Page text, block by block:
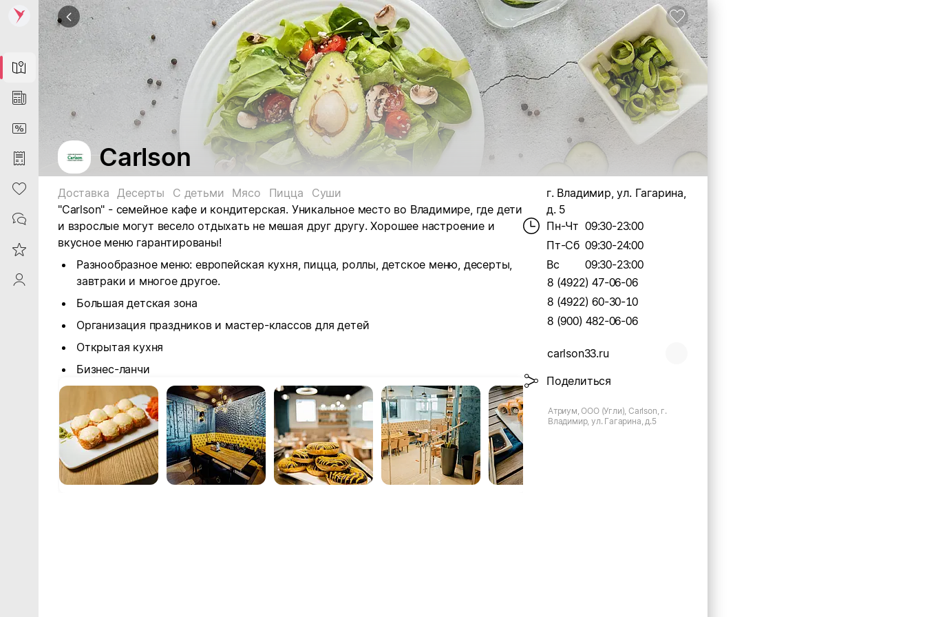
Map
News
DiscountCard
Purchases
Heart
Contacts
Reviews
ProfileSaby
Carlson
Доставка Десерты С детьми Мясо Пицца
Суши
"Carlson" - семейное кафе и кондитерская. Уникальное место во Владимире, где дети
и взрослые могут весело отдыхать не мешая друг другу. Хорошее настроение и
вкусное меню гарантированы!
Разнообразное меню: европейская кухня, пицца, роллы, детское меню, десерты,
завтраки и многое другое.
Большая детская зона
Организация праздников и мастер-классов для детей
Открытая кухня
Бизнес-ланчи
г. Владимир, ул. Гагарина,
д. 5
Пн-Чт 09:30-23:00
Пт-Сб 09:30-24:00
Вс
09:30-23:00
8 (4922) 47-06-06
8 (4922) 60-30-10
8 (900) 482-06-06
carlson33.ru
Поделиться
Атриум, ООО (Угли), Carlson, г.
Владимир, ул. Гагарина, д.5